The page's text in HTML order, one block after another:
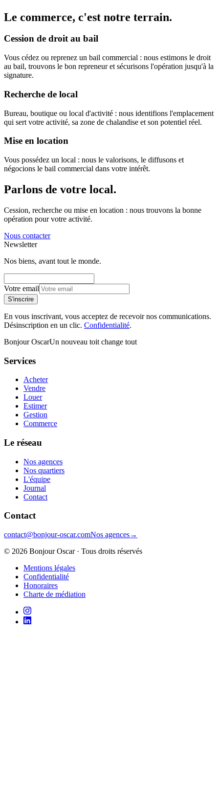
Le commerce, c'est notre terrain.
Cession de droit au bail
Vous cédez ou reprenez un bail commercial : nous estimons le droit
au bail, trouvons le bon repreneur et sécurisons l'opération jusqu'à la
signature.
Recherche de local
Bureau, boutique ou local d'activité : nous identifions l'emplacement
qui sert votre activité, sa zone de chalandise et son potentiel réel.
Mise en location
Vous possédez un local : nous le valorisons, le diffusons et
négocions le bail commercial dans votre intérêt.
Parlons de votre local.
Cession, recherche ou mise en location : nous trouvons la bonne
opération pour votre activité.
Nous contacter
Newsletter
Nos biens, avant tout le monde.
Votre email
S'inscrire
En vous inscrivant, vous acceptez de recevoir nos communications.
Désinscription en un clic. Confidentialité.
Bonjour OscarUn nouveau toit change tout
Services
Acheter
Vendre
Louer
Estimer
Gestion
Commerce
Le réseau
Nos agences
Nos quartiers
L'équipe
Journal
Contact
Contact
contact@bonjour-oscar.comNos agences→
© 2026 Bonjour Oscar · Tous droits réservés
Mentions légales
Confidentialité
Honoraires
Charte de médiation